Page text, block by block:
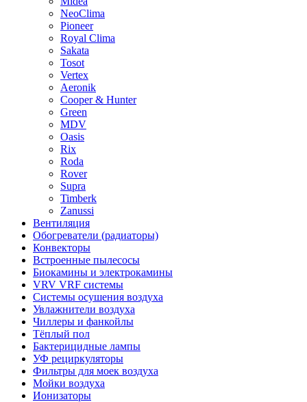
NeoClima
Pioneer
Royal Clima
Sakata
Tosot
Vertex
Aeronik
Cooper & Hunter
Green
MDV
Oasis
Rix
Roda
Rover
Supra
Timberk
Zanussi
Вентиляция
Обогреватели (радиаторы)
Конвекторы
Встроенные пылесосы
Биокамины и электрокамины
VRV VRF системы
Системы осушения воздуха
Увлажнители воздуха
Чиллеры и фанкойлы
Тёплый пол
Бактерицидные лампы
УФ рециркуляторы
Фильтры для моек воздуха
Мойки воздуха
Ионизаторы